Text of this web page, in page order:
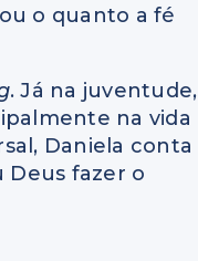
o quanto a fé
. Já na juventude,
na vida
Daniela conta
Deus fazer o